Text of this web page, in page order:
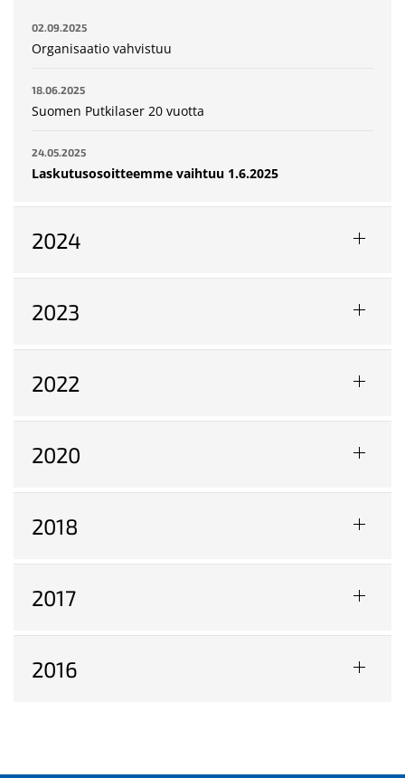
02.09.2025
Organisaatio vahvistuu
18.06.2025
Suomen Putkilaser 20 vuotta
24.05.2025
Laskutusosoitteemme vaihtuu 1.6.2025
2024
2023
2022
2020
2018
2017
2016